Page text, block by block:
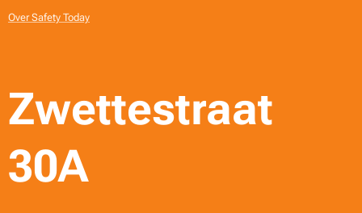
Over Safety Today
Zwettestraat
30A